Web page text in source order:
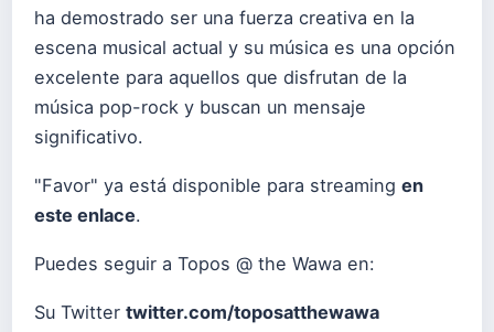
ha demostrado ser una fuerza creativa en la
escena musical actual y su música es una opción
excelente para aquellos que disfrutan de la
música pop-rock y buscan un mensaje
significativo.
"Favor" ya está disponible para streaming en
este enlace.
Puedes seguir a Topos @ the Wawa en:
Su Twitter twitter.com/toposatthewawa